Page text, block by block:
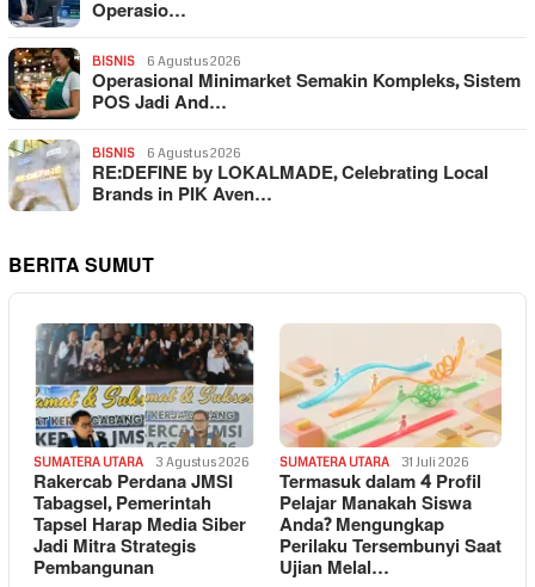
Operasio…
BISNIS 6 Agustus 2026
Operasional Minimarket Semakin Kompleks, Sistem
POS Jadi And…
BISNIS 6 Agustus 2026
RE:DEFINE by LOKALMADE, Celebrating Local
Brands in PIK Aven…
BERITA SUMUT
SUMATERA UTARA 3 Agustus 2026
Rakercab Perdana JMSI
Tabagsel, Pemerintah
Tapsel Harap Media Siber
Jadi Mitra Strategis
Pembangunan
SUMATERA UTARA 31 Juli 2026
Termasuk dalam 4 Profil
Pelajar Manakah Siswa
Anda? Mengungkap
Perilaku Tersembunyi Saat
Ujian Melal…